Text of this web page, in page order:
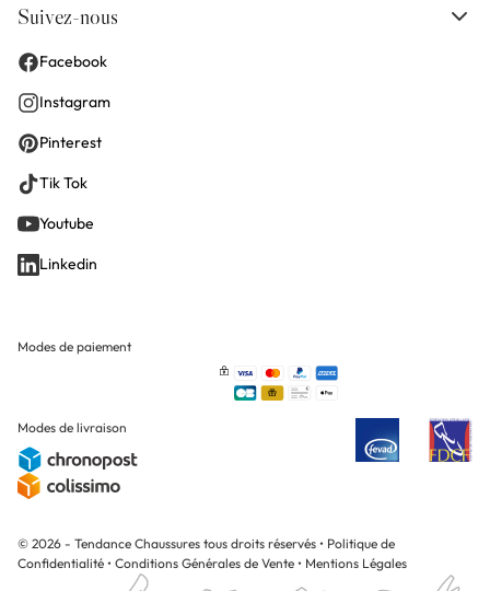
Suivez-nous
Facebook
Instagram
Pinterest
Tik Tok
Youtube
Linkedin
Modes de paiement
Modes de livraison
© 2026 - Tendance Chaussures tous droits réservés • Politique de
Confidentialité • Conditions Générales de Vente • Mentions Légales